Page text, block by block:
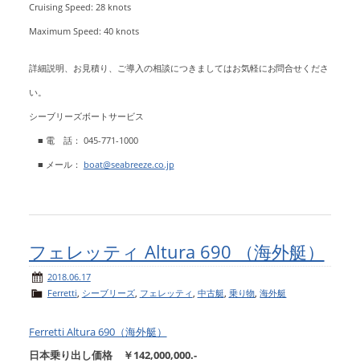
Cruising Speed: 28 knots
Maximum Speed: 40 knots
詳細説明、お見積り、ご導入の相談につきましてはお気軽にお問合せくださ
い。
シーブリーズボートサービス
■ 電 話： 045-771-1000
■ メール： boat@seabreeze.co.jp
フェレッティ Altura 690 （海外艇）
2018.06.17
Ferretti シーブリーズ, フェレッティ 中古艇 乗り物 ,海外艇
Ferretti Altura 690（海外艇）
日本乗り出し価格 ￥142,000,000.-